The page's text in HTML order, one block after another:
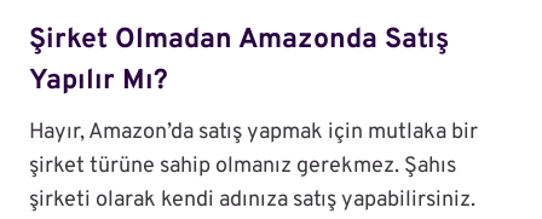
Şirket Olmadan Amazonda Satış
Yapılır Mı?
Hayır, Amazon’da satış yapmak için mutlaka bir
şirket türüne sahip olmanız gerekmez. Şahıs
şirketi olarak kendi adınıza satış yapabilirsiniz.